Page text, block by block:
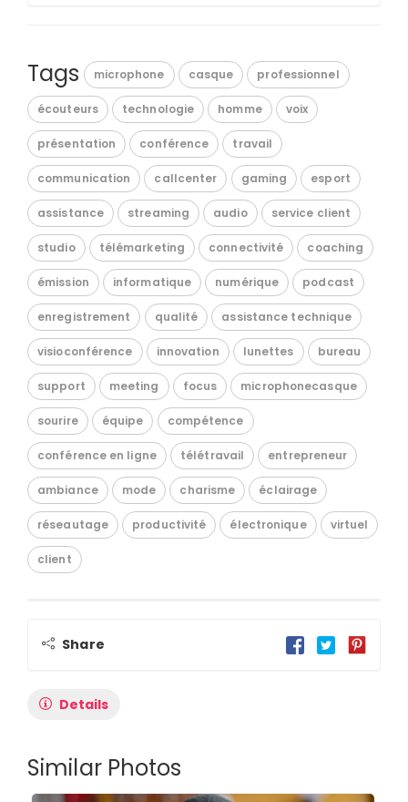
Tags microphone casque professionnel
écouteurs technologie homme voix
présentation conférence travail
communication callcenter gaming esport
assistance streaming audio service client
studio télémarketing connectivité coaching
émission informatique numérique podcast
enregistrement qualité assistance technique
visioconférence innovation lunettes bureau
support meeting focus microphonecasque
sourire équipe compétence
conférence en ligne télétravail entrepreneur
ambiance mode charisme éclairage
réseautage productivité électronique virtuel
client
Share
Details
Similar Photos